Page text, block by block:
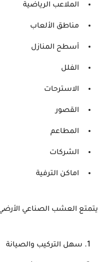
الملاعب الرياضية
مناطق الألعاب
أسطح المنازل
الفلل
الاسترحات
القصور
المطاعم
الشركات
اماكن الترفية
يتمتع العشب الصناعي الأرضي
سهل التركيب والصيانة